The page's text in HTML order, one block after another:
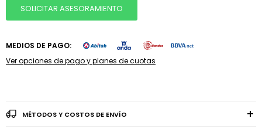
SOLICITAR ASESORAMIENTO
MEDIOS DE PAGO:
Ver opciones de pago y planes de cuotas
MÉTODOS Y COSTOS DE ENVÍO